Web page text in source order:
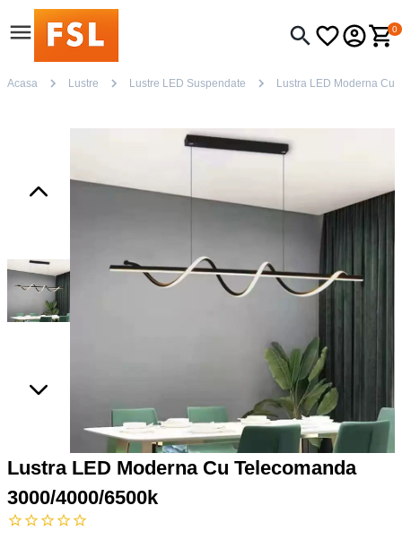
0
Acasa Lustre Lustre LED Suspendate Lustra LED Moderna Cu
Lustra LED Moderna Cu Telecomanda
3000/4000/6500k